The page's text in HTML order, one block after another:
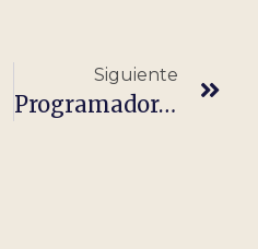
Siguiente
Programador/a COBOL